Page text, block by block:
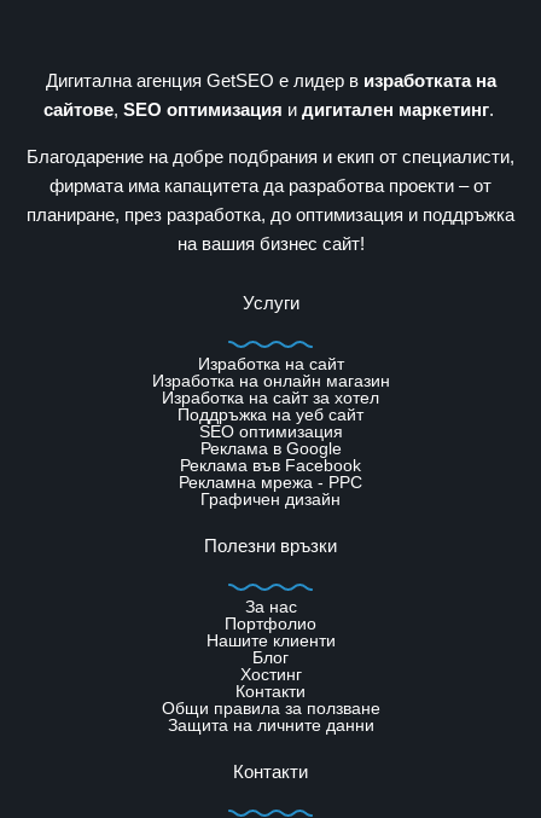
Дигитална агенция GetSEO е лидер в изработката на
сайтове, SEO оптимизация и дигитален маркетинг.
Благодарение на добре подбрания и екип от специалисти,
фирмата има капацитета да разработва проекти – от
планиране, през разработка, до оптимизация и поддръжка
на вашия бизнес сайт!
Услуги
Изработка на сайт
Изработка на онлайн магазин
Изработка на сайт за хотел
Поддръжка на уеб сайт
SЕО оптимизация
Реклама в Google
Реклама във Facebook
Рекламна мрежа - PPC
Графичен дизайн
Полезни връзки
За нас
Портфолио
Нашите клиенти
Блог
Хостинг
Контакти
Общи правила за ползване
Защита на личните данни
Контакти